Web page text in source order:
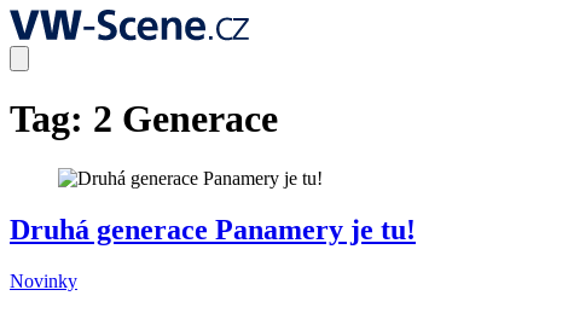
Tag: 2 Generace
Druhá generace Panamery je tu!
Novinky